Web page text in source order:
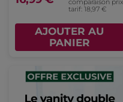
tarif: 18,97 €
AJOUTER AU
PANIER